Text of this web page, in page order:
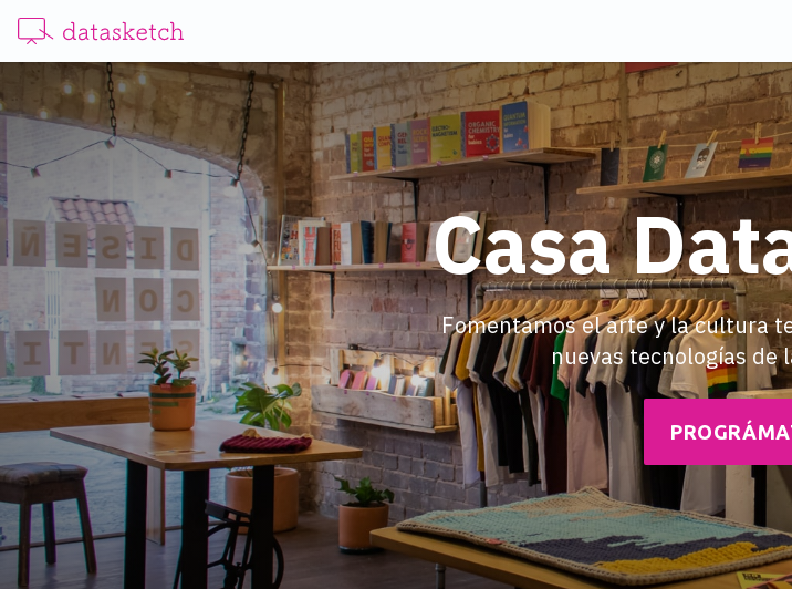
Casa
Fomentamos el arte y la cultura
nuevas tecnologías de